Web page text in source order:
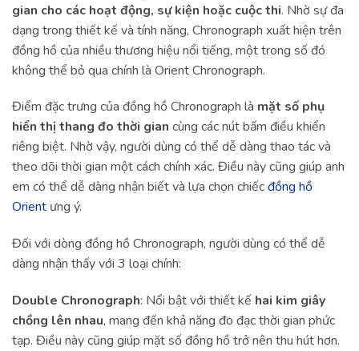
gian cho các hoạt động, sự kiện hoặc cuộc thi. Nhờ sự đa
dạng trong thiết kế và tính năng, Chronograph xuất hiện trên
đồng hồ của nhiều thương hiệu nổi tiếng, một trong số đó
không thể bỏ qua chính là Orient Chronograph.
Điểm đặc trưng của đồng hồ Chronograph là mặt số phụ
hiển thị thang đo thời gian cùng các nút bấm điều khiển
riêng biệt. Nhờ vậy, người dùng có thể dễ dàng thao tác và
theo dõi thời gian một cách chính xác. Điều này cũng giúp anh
em có thể dễ dàng nhận biết và lựa chọn chiếcđồng hồ
Orient ưng ý.
Đối với dòng đồng hồ Chronograph, người dùng có thể dễ
dàng nhận thấy với 3 loại chính:
Double Chronograph: Nổi bật với thiết kế hai kim giây
chồng lên nhau, mang đến khả năng đo đạc thời gian phức
tạp. Điều này cũng giúp mặt số đồng hồ trở nên thu hút hơn.